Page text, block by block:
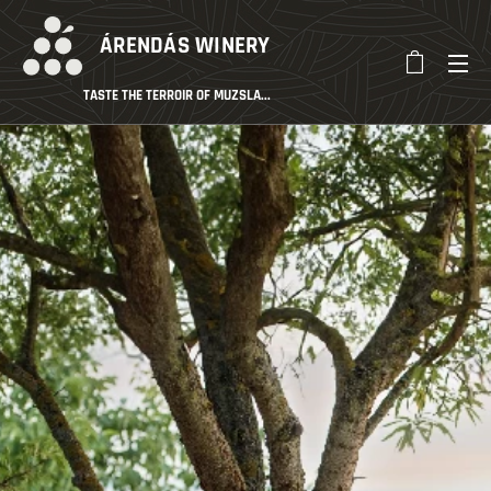
ÁRENDÁSWINERY
TASTE THE TERROIR OF MUZSLA...